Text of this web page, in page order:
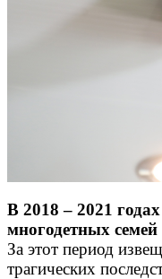
В 2018 – 2021
многодетных
За этот период
трагических